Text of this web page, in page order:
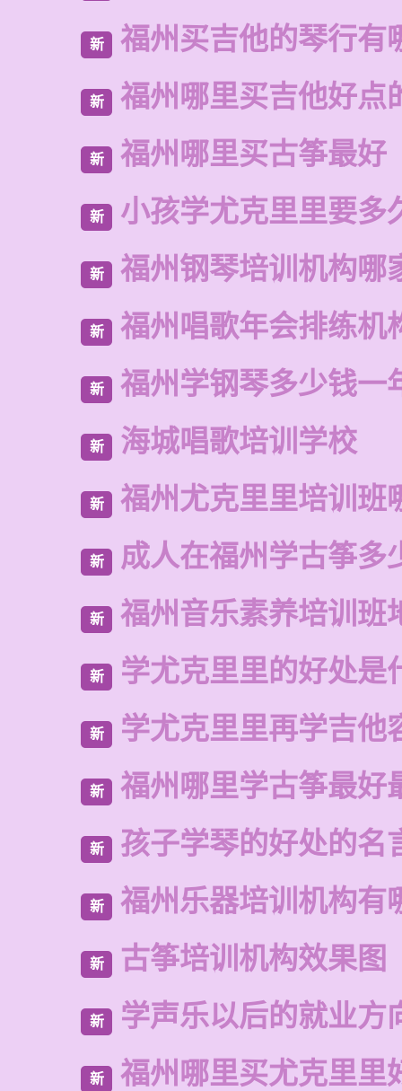
新 福州买吉他的琴行有
新 福州哪里买吉他好点
新 福州哪里买古筝最好
新 小孩学尤克里里要多
新 福州钢琴培训机构哪
新 福州唱歌年会排练机
新 福州学钢琴多少钱一
新 海城唱歌培训学校
新 福州尤克里里培训班
新 成人在福州学古筝多
新 福州音乐素养培训班
新 学尤克里里的好处是
新 学尤克里里再学吉他
新 福州哪里学古筝最好
新 孩子学琴的好处的名
新 福州乐器培训机构有
新 古筝培训机构效果图
新 学声乐以后的就业方
新 福州哪里买尤克里里